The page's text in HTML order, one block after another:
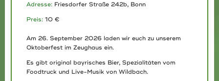
Adresse: Friesdorfer Straße 242b, Bonn
Preis: 10 €
Am 26. September 2026 laden wir euch zu unserem
Oktoberfest im Zeughaus ein.
Es gibt original bayrisches Bier, Spezialitäten vom
Foodtruck und Live-Musik von Wildbach.